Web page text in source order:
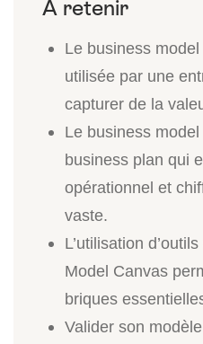
Le business
utilisée par une
capturer de la
Le business
business plan qui
opérationnel et
vaste.
L’utilisation
Model Canvas
briques
Valider son